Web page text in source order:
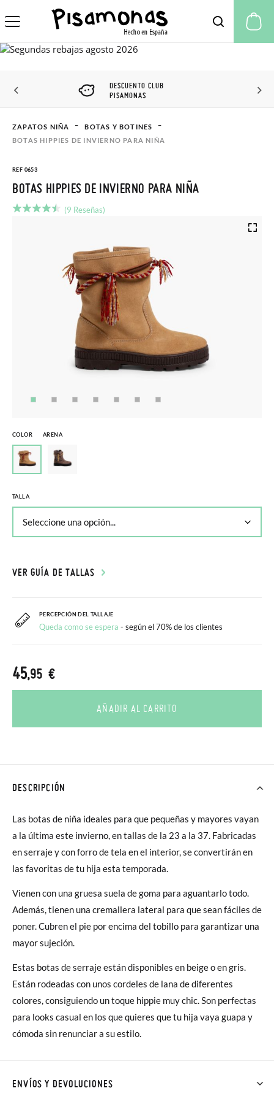
DESCUENTO CLUB
PISAMONAS
ZAPATOS NIÑA
BOTAS Y BOTINES
BOTAS HIPPIES DE INVIERNO PARA NIÑA
REF 0653
BOTAS HIPPIES DE INVIERNO PARA NIÑA
(9 Reseñas)
COLOR ARENA
TALLA
VER GUÍA DE TALLAS
PERCEPCIÓN DEL TALLAJE
Queda como se espera - según el 70% de los clientes
45,95 €
AÑADIR AL CARRITO
DESCRIPCIÓN
Las botas de niña ideales para que pequeñas y mayores vayan
a la última este invierno, en tallas de la 23 a la 37. Fabricadas
en serraje y con forro de tela en el interior, se convertirán en
las favoritas de tu hija esta temporada.
Vienen con una gruesa suela de goma para aguantarlo todo.
Además, tienen una cremallera lateral para que sean fáciles de
poner. Cubren el pie por encima del tobillo para garantizar una
mayor sujeción.
Estas botas de serraje están disponibles en beige o en gris.
Están rodeadas con unos cordeles de lana de diferentes
colores, consiguiendo un toque hippie muy chic. Son perfectas
para looks casual en los que quieres que tu hija vaya guapa y
cómoda sin renunciar a su estilo.
ENVÍOS Y DEVOLUCIONES